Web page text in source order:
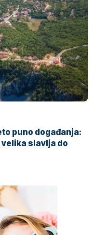
puno događanja:
slavlja do